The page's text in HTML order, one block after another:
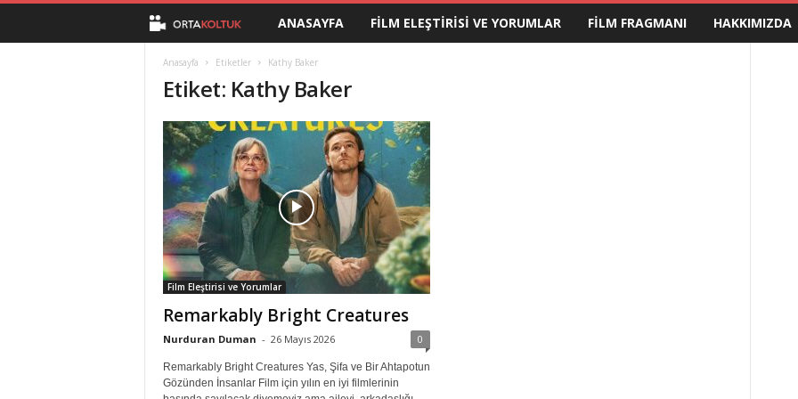
t
a
K
t
k
ANASAYFA FILM ELEŞTIRISI VE YORUMLAR FILM FRAGMANI HAKKIMIZDA
Anasayfa Etiketler Kathy Baker
Etiket: Kathy Baker
Film Eleştirisi ve Yorumlar
Remarkably Bright Creatures
Nurduran Duman - 26 Mayıs 2026 0
Remarkably Bright Creatures Yas, Şifa ve Bir Ahtapotun
Gözünden İnsanlar Film için yılın en iyi filmlerinin